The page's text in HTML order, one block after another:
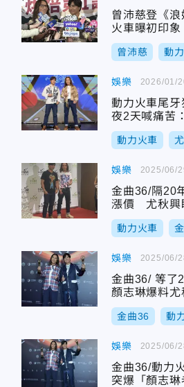
曾沛慈登《
火車曝初印
曾沛慈 動
娛樂
動力火車尾
夜2天喊痛苦
動力火車
2026/01/
娛樂
金曲36/隔20
漲價 尤秋興
動力火車
2025/06/
娛樂
金曲36/ 等了
顏志琳爆料
金曲36 動
2025/06/
娛樂
金曲36/動力
突爆「顏志琳
2025/06/